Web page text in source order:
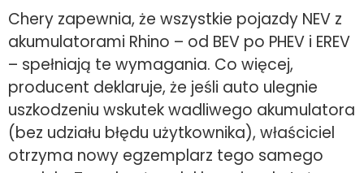
Chery zapewnia, że wszystkie pojazdy NEV z
akumulatorami Rhino – od BEV po PHEV i EREV
– spełniają te wymagania. Co więcej,
producent deklaruje, że jeśli auto ulegnie
uszkodzeniu wskutek wadliwego akumulatora
(bez udziału błędu użytkownika), właściciel
otrzyma nowy egzemplarz tego samego